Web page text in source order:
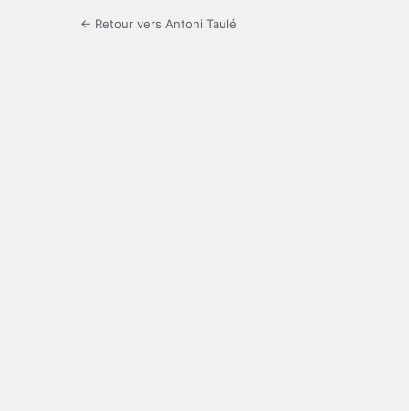
← Retour vers Antoni Taulé